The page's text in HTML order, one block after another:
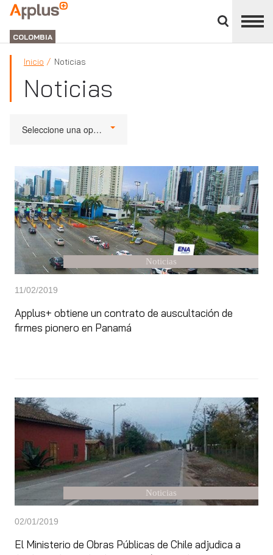
panel
APPLUS+
GROUP
COLOMBIA
Inicio Noticias
Noticias
Seleccione una opción
Noticias
11/02/2019
Applus+ obtiene un contrato de auscultación de
firmes pionero en Panamá
Noticias
02/01/2019
El Ministerio de Obras Públicas de Chile adjudica a